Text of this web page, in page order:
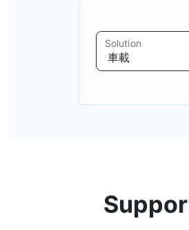
Solution